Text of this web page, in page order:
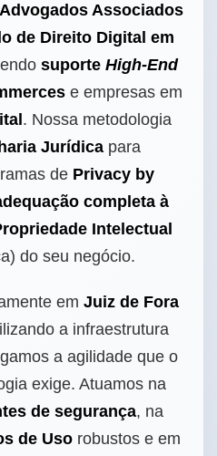
Associados
de Direito Digital em
suporte High-End
e empresas em
. Nossa metodologia
Jurídicapara
de Privacy by
completa à
Intelectual
do seu negócio.
em Juiz de Fora
a infraestrutura
a agilidade que o
exige. Atuamos na
de segurança, na
de Usorobustos e em